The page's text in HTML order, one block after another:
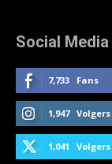
Social Media
7,733 Fans
1,947 Volgers
1,041 Volgers